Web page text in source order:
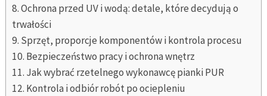
Ochrona przed UV i wodą: detale, które decydują o
trwałości
Sprzęt, proporcje komponentów i kontrola procesu
Bezpieczeństwo pracy i ochrona wnętrz
Jak wybrać rzetelnego wykonawcę pianki PUR
Kontrola i odbiór robót po ociepleniu